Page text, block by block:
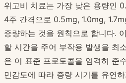
위고비 치료는 가장 낮은 용량인
4주 간격으로 0.5mg, 1.0mg,
증량하는 것을 원칙으로 합니다.
할 시간을 주어 부작용 발생을 최
은 이 표준 프로토콜을 엄격히 준
민감도에 따라 증량 시기를 유연